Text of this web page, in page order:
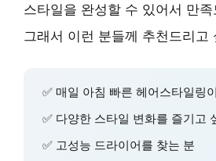
스타일을 완성할 수 있어서 만
그래서 이런 분들께 추천드리고
✅ 매일 아침 빠른 헤어스타일링
✅ 다양한 스타일 변화를 즐기고
✅ 고성능 드라이어를 찾는 분